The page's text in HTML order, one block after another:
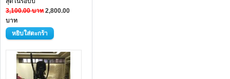
3,100.00 บาท 2,800.00
บาท